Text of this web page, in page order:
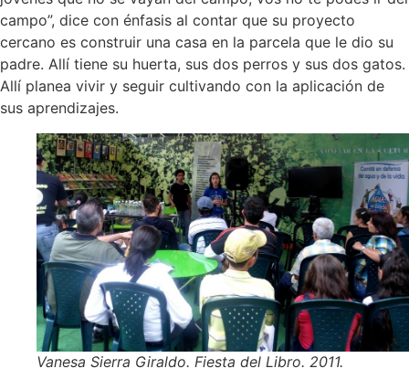
campo”, dice con énfasis al contar que su proyecto
cercano es construir una casa en la parcela que le dio su
padre. Allí tiene su huerta, sus dos perros y sus dos gatos.
Allí planea vivir y seguir cultivando con la aplicación de
sus aprendizajes.
Vanesa Sierra Giraldo. Fiesta del Libro. 2011.